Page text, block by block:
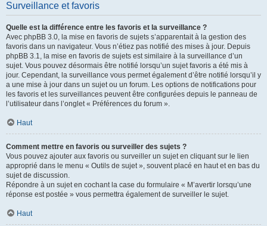
Surveillance et favoris
Quelle est la différence entre les favoris et la surveillance ?
Avec phpBB 3.0, la mise en favoris de sujets s’apparentait à la gestion des
favoris dans un navigateur. Vous n’étiez pas notifié des mises à jour. Depuis
phpBB 3.1, la mise en favoris de sujets est similaire à la surveillance d’un
sujet. Vous pouvez désormais être notifié lorsqu’un sujet favoris a été mis à
jour. Cependant, la surveillance vous permet également d’être notifié lorsqu’il y
a une mise à jour dans un sujet ou un forum. Les options de notifications pour
les favoris et les surveillances peuvent être configurées depuis le panneau de
l’utilisateur dans l’onglet « Préférences du forum ».
Haut
Comment mettre en favoris ou surveiller des sujets ?
Vous pouvez ajouter aux favoris ou surveiller un sujet en cliquant sur le lien
approprié dans le menu « Outils de sujet », souvent placé en haut et en bas du
sujet de discussion.
Répondre à un sujet en cochant la case du formulaire « M’avertir lorsqu’une
réponse est postée » vous permettra également de surveiller le sujet.
Haut